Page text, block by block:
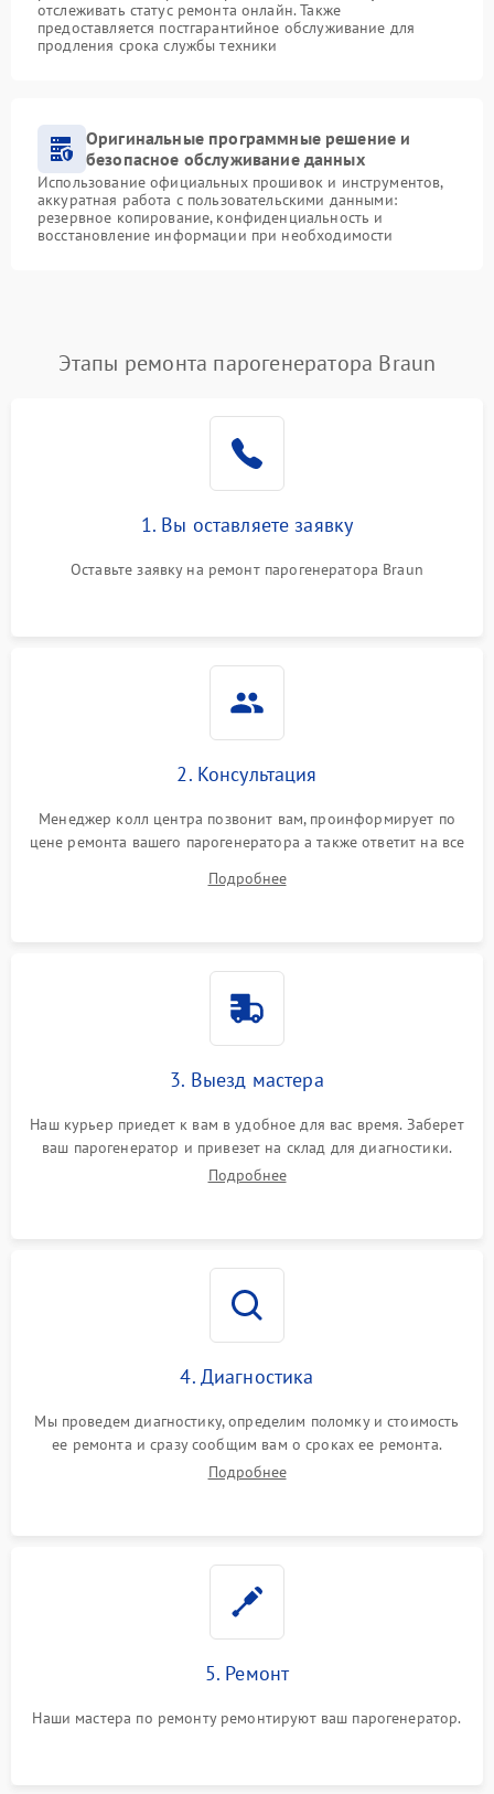
отслеживать статус ремонта онлайн. Также
предоставляется постгарантийное обслуживание для
продления срока службы техники
Оригинальные программные решение и
безопасное обслуживание данных
Использование официальных прошивок и инструментов,
аккуратная работа с пользовательскими данными:
резервное копирование, конфиденциальность и
восстановление информации при необходимости
Этапы ремонта парогенератора Braun
1. Вы оставляете заявку
Оставьте заявку на ремонт парогенератора Braun
2. Консультация
Менеджер колл центра позвонит вам, проинформирует по
цене ремонта вашего парогенератора а также ответит на все
Подробнее
3. Выезд мастера
Наш курьер приедет к вам в удобное для вас время. Заберет
ваш парогенератор и привезет на склад для диагностики.
Подробнее
4. Диагностика
Мы проведем диагностику, определим поломку и стоимость
ее ремонта и сразу сообщим вам о сроках ее ремонта.
Подробнее
5. Ремонт
Наши мастера по ремонту ремонтируют ваш парогенератор.